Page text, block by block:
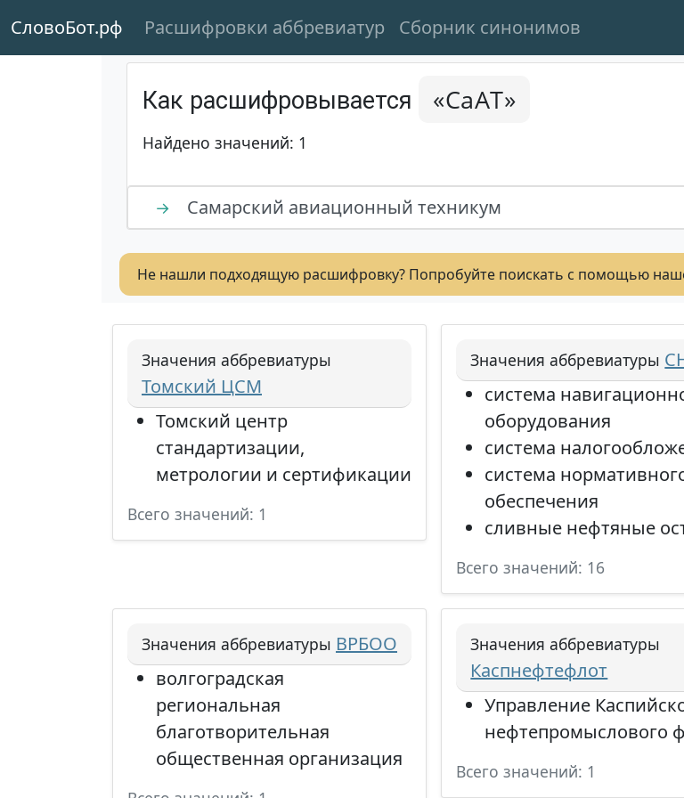
СловоБот.рф Расшифровки аббревиатур Сборник синонимов
Как расшифровывается «СаАТ»
Найдено значений: 1
→ Самарский авиационный техникум
Не нашли подходящую расшифровку? Попробуйте поискать с помощью
Значения аббревиатуры
Томский ЦСМ
Томский центр
стандартизации,
метрологии и сертификации
Всего значений: 1
Значения аббревиатуры
система
оборудования
система
система
обеспечения
сливные нефтяные
Всего значений: 16
Значения аббревиатуры ВРБОО
волгоградская
региональная
благотворительная
общественная организация
Значения аббревиатуры
Каспнефтефлот
Управление
нефтепромыслового
Всего значений: 1